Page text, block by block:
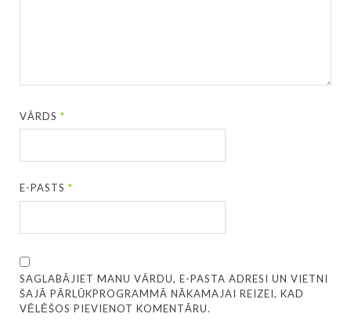
VĀRDS*
E-PASTS*
SAGLABĀJIET MANU VĀRDU, E-PASTA ADRESI UN VIETNI
ŠAJĀ PĀRLŪKPROGRAMMĀ NĀKAMAJAI REIZEI, KAD
VĒLĒŠOS PIEVIENOT KOMENTĀRU.